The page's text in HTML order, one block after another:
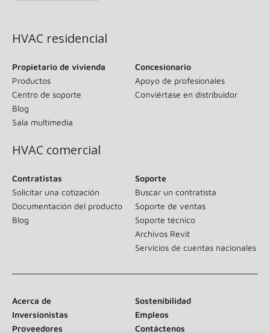
HVAC residencial
Propietario de vivienda
Productos
Centro de soporte
Blog
Sala multimedia
Concesionario
Apoyo de profesionales
Conviértase en distribuidor
HVAC comercial
Contratistas
Solicitar una cotización
Documentación del producto
Blog
Soporte
Buscar un contratista
Soporte de ventas
Soporte técnico
Archivos Revit
Servicios de cuentas nacionales
Acerca de
Sostenibilidad
Inversionistas
Empleos
Proveedores
Contáctenos